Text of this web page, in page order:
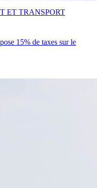
15% de taxes sur le
ET TRANSPORT